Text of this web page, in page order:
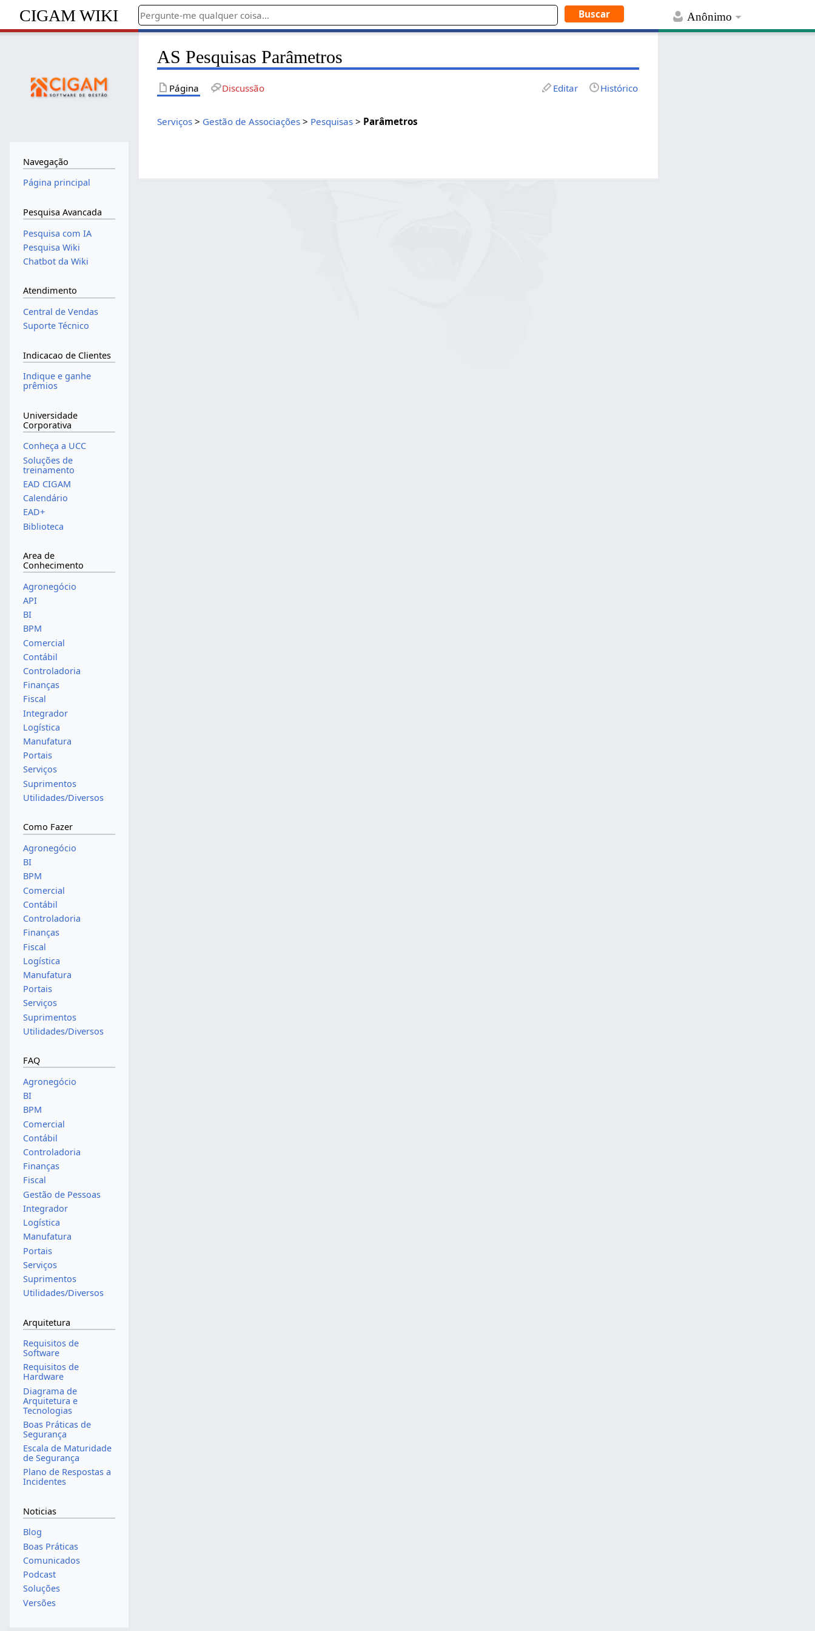
Anônimo
CIGAM WIKI
AS Pesquisas Parâmetros
Página Discussão Editar Histórico
Serviços > Gestão de Associações > Pesquisas > Parâmetros
Navegação
Página principal
Pesquisa Avancada
Pesquisa com IA
Pesquisa Wiki
Chatbot da Wiki
Atendimento
Central de Vendas
Suporte Técnico
Indicacao de Clientes
Indique e ganhe
prêmios
Universidade
Corporativa
Conheça a UCC
Soluções de
treinamento
EAD CIGAM
Calendário
EAD+
Biblioteca
Area de
Conhecimento
Agronegócio
API
BI
BPM
Comercial
Contábil
Controladoria
Finanças
Fiscal
Integrador
Logística
Manufatura
Portais
Serviços
Suprimentos
Utilidades/Diversos
Como Fazer
Agronegócio
BI
BPM
Comercial
Contábil
Controladoria
Finanças
Fiscal
Logística
Manufatura
Portais
Serviços
Suprimentos
Utilidades/Diversos
FAQ
Agronegócio
BI
BPM
Comercial
Contábil
Controladoria
Finanças
Fiscal
Gestão de Pessoas
Integrador
Logística
Manufatura
Portais
Serviços
Suprimentos
Utilidades/Diversos
Arquitetura
Requisitos de
Software
Requisitos de
Hardware
Diagrama de
Arquitetura e
Tecnologias
Boas Práticas de
Segurança
Escala de Maturidade
de Segurança
Plano de Respostas a
Incidentes
Noticias
Blog
Boas Práticas
Comunicados
Podcast
Soluções
Versões